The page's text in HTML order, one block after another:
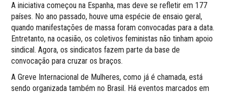
A iniciativa começou na Espanha, mas deve se refletir em 177
países. No ano passado, houve uma espécie de ensaio geral,
quando manifestações de massa foram convocadas para a data.
Entretanto, na ocasião, os coletivos feministas não tinham apoio
sindical. Agora, os sindicatos fazem parte da base de
convocação para cruzar os braços.
A Greve Internacional de Mulheres, como já é chamada, está
sendo organizada também no Brasil. Há eventos marcados em